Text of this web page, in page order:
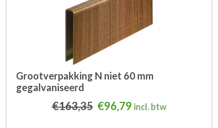
Grootverpakking N niet 60 mm
gegalvaniseerd
€163,35 Oorspronkelijke prijs
€96,79Huidige prijs is:
incl. btw